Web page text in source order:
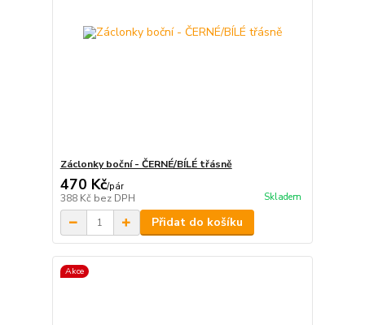
Záclonky boční - ČERNÉ/BÍLÉ třásně
470 Kč/pár
388 Kč bez DPH Skladem
Přidat do košíku
Akce